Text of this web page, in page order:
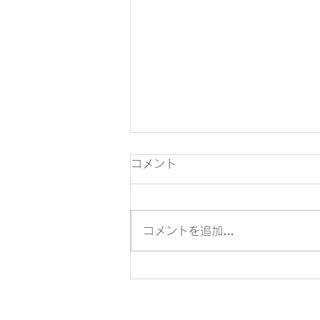
7月の税務
民税の特別徴収税額の納付（年2
回納付の特例適用者は1月から6
定納税額の減額申請 7月31日 ●
コメント
コメントを追加…